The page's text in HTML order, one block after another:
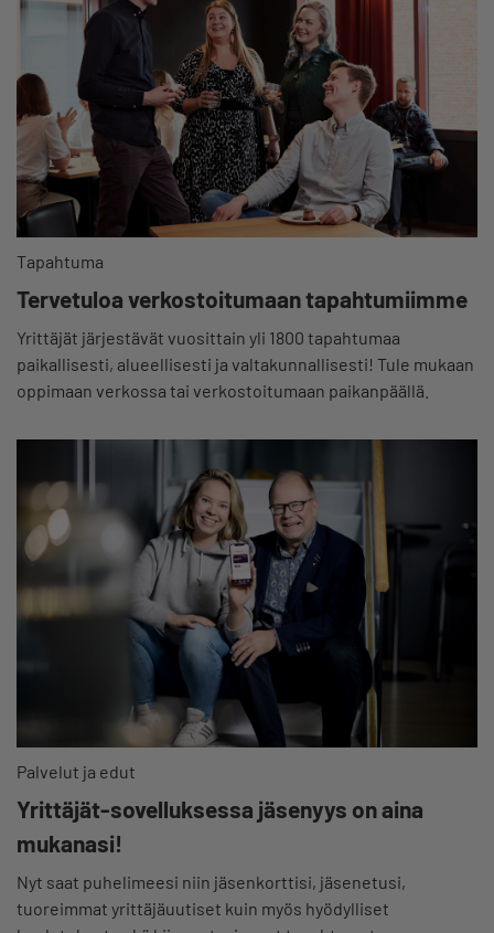
Tapahtuma
Tervetuloa verkostoitumaan tapahtumiimme
Yrittäjät järjestävät vuosittain yli 1800 tapahtumaa
paikallisesti, alueellisesti ja valtakunnallisesti! Tule mukaan
oppimaan verkossa tai verkostoitumaan paikanpäällä.
Palvelut ja edut
Yrittäjät-sovelluksessa jäsenyys on aina
mukanasi!
Nyt saat puhelimeesi niin jäsenkorttisi, jäsenetusi,
tuoreimmat yrittäjäuutiset kuin myös hyödylliset